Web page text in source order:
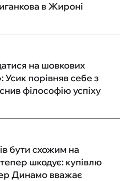
в Жироні
на шовкових
Усик порівняв себе з
філософію успіху
бути схожим на
шкодує: купівлю
Динамо вважає